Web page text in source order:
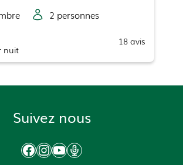
2 personnes
nuit
18 avis
Suivez nous
Facebook
Instagram
YouTube
Podcast